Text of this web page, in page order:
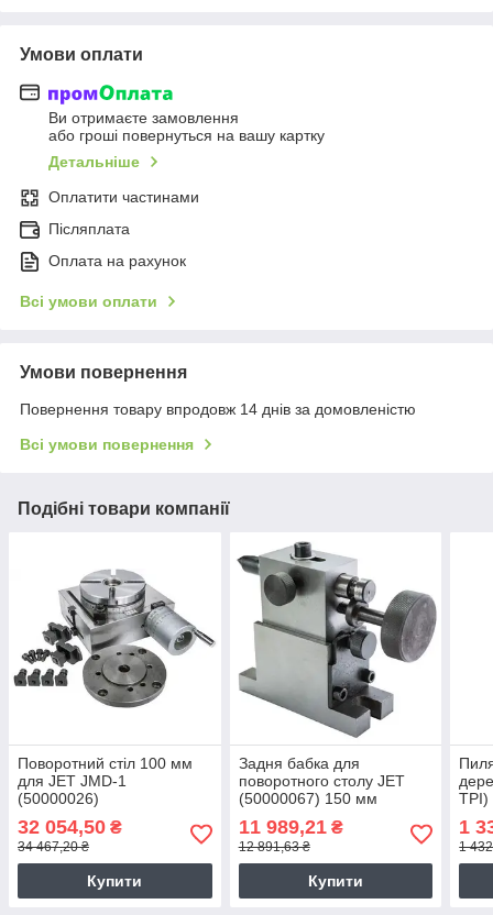
Умови оплати
Ви отримаєте замовлення
або гроші повернуться на вашу картку
Детальніше
Оплатити частинами
Післяплата
Оплата на рахунок
Всі умови оплати
Умови повернення
Повернення товару впродовж 14 днів за домовленістю
Всі умови повернення
Подібні товари компанії
Поворотний стіл 100 мм
для JET JMD-1
(50000026)
32 054,50 ₴
34 467,20 ₴
Купити
Задня бабка для
поворотного столу JET
(50000067) 150 мм
11 989,21₴
12 891,63 ₴
Купити
TPI)
Н-6-
1
1